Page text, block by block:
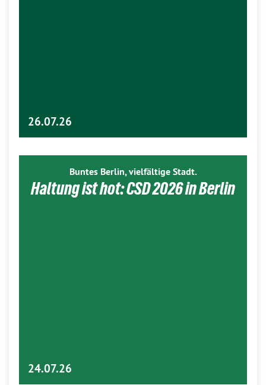
26.07.26
Buntes Berlin, vielfältige Stadt.
Haltung ist hot: CSD 2026 in Berlin
24.07.26